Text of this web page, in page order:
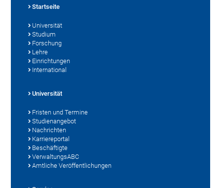
Startseite
Universität
Studium
Forschung
Lehre
Einrichtungen
International
Universität
Fristen und Termine
Studienangebot
Nachrichten
Karriereportal
Beschäftigte
VerwaltungsABC
Amtliche Veröffentlichungen